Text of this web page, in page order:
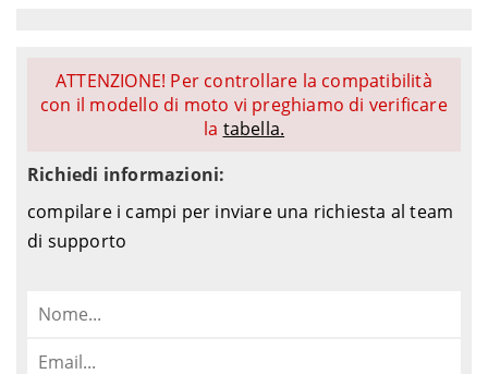
ATTENZIONE! Per controllare la compatibilità
con il modello di moto vi preghiamo di verificare
la tabella.
Richiedi informazioni:
compilare i campi per inviare una richiesta al team
di supporto